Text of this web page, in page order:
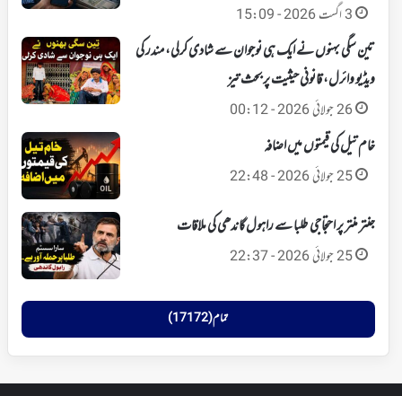
3 اگست 2026 - 15:09
تین سگی بہنوں نے ایک ہی نوجوان سے شادی کرلی، مندر کی
ویڈیو وائرل، قانونی حیثیت پر بحث تیز
26 جولائی 2026 - 00:12
خام تیل کی قیمتوں میں اضافہ
25 جولائی 2026 - 22:48
جنتر منتر پر احتجاجی طلبا سے راہول گاندھی کی ملاقات
25 جولائی 2026 - 22:37
تمام (17172)